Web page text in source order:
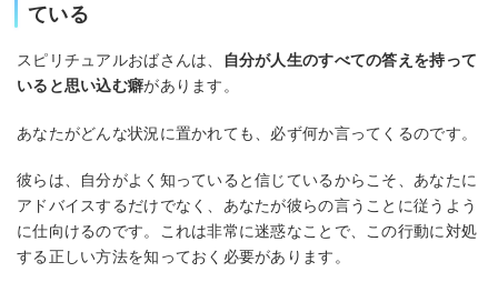
ている
スピリチュアルおばさんは、
自分が人生のすべての答えを持って
いると思い込む癖があります。
あなたがどんな状況に置かれても、必ず何か言ってくるのです。
彼らは、自分がよく知っていると信じているからこそ、あなたに
アドバイスするだけでなく、あなたが彼らの言うことに従うよう
に仕向けるのです。これは非常に迷惑なことで、この行動に対処
する正しい方法を知っておく必要があります。